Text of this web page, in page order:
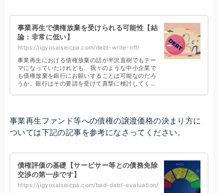
事業再生で債権放棄を受けられる可能性【結
論：非常に低い】
https://jigyosaiseicpa.com/debt-write-off/
事業再生における債権放棄の話が半沢直樹でもテー
マになっていたけれども、我々のような中小企業で
も債権放棄を銀行にお願いすることは可能なのだろ
うか。銀行はその要請を受けて真摯に検討してくれ
事業再生ファンド等への債権の譲渡価格の決まり方に
ついては下記の記事を参考になさってください。
債権評価の基礎【サービサー等との債務免除
交渉の第一歩です】
https://jigyosaiseicpa.com/bad-debt-evaluation/